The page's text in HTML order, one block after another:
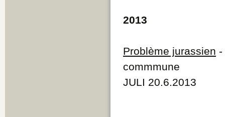
2013
Problème jurassien -
commmune
JULI 20.6.2013